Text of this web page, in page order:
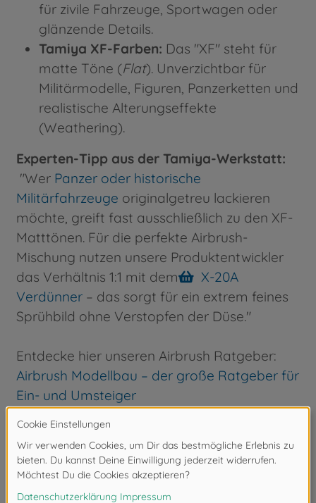
für zivile Fahrzeuge, Sportwagen oder
glänzende Details.
Tamiya XF-Farben: Das "XF" steht für
matte Töne (Flat). Unverzichtbar für
Militärmodelle, Figuren, Panzerketten und
realistische Alterungseffekte
(Weathering).
Experten-Tipp aus der Tamiya-Werkstatt:
"Wer Panzer oder historische
Militärfahrzeuge originalgetreu lackieren
möchte, greift fast ausschließlich zu den XF-
Matttönen. Für die perfekte Airbrush-
Mischung nutzen unsere Produktentwickler
das Verhältnis 1:1 mit dem
X-20A
Verdünner – das sorgt für ein extrem feines
Sprühbild ohne Verstopfen der Düse."
Entdecke hier unseren Airbrush Ratgeber:
Airbrush Modellbau – der große Ratgeber für
Ein- und Umsteiger
Tamiya TS, AS und PS: Die Profilacke
aus der Sprühdose